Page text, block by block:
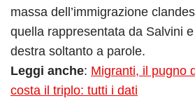
massa dell’immigrazione
quella rappresentata da Salvini
destra soltanto a parole.
Leggi anche: Migranti, il pugno
costa il triplo: tutti i dati